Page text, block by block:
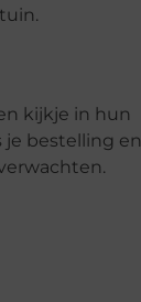
kijkje in hun
je bestelling en